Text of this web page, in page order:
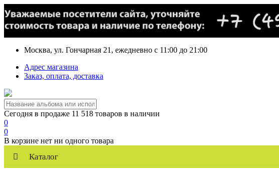
Москва, ул. Гончарная 21, ежедневно с 11:00 до 21:00
Адрес магазина
Заказ, оплата, доставка
Сегодня в продаже 11 518 товаров в наличии
0
0
В корзине нет ни одного товара
Каталог